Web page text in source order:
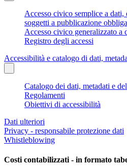
Accesso civico semplice a
soggetti a pubblicazione
Accesso civico generalizzato a
Registro degli accessi
Accessibilità e catalogo di dati,
Catalogo dei dati, metadati e
Regolamenti
Obiettivi di accessibilità
Dati ulteriori
Privacy - responsabile protezione dati
Whistleblowing
Costi contabilizzati - in formato